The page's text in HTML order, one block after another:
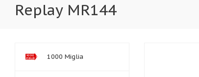
Replay MR144
1000 Miglia